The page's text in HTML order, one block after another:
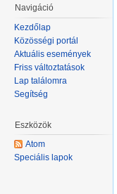
Navigáció
Kezdőlap
Közösségi portál
Aktuális események
Friss változtatások
Lap találomra
Segítség
Eszközök
Atom
Speciális lapok